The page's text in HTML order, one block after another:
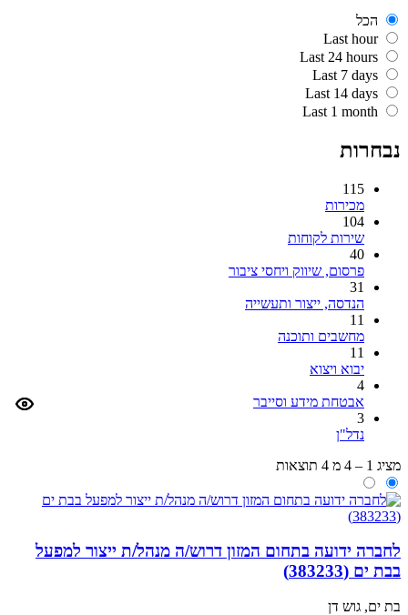
הכל
Last hour
Last 24 hours
Last 7 days
Last 14 days
Last 1 month
נבחרות
115
מכירות
104
שירות לקוחות
40
פרסום, שיווק ויחסי ציבור
31
הנדסה, ייצור ותעשייה
11
מחשבים ותוכנה
11
יבוא ויצוא
4
אבטחת מידע וסייבר
3
נדל"ן
מציג 1 – 4 מ 4 תוצאות
לחברה ידועה בתחום המזון דרוש/ה מנהל/ת ייצור למפעל
בבת ים (383233)
בת ים, גוש דן